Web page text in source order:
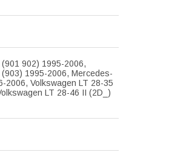
902) 1995-2006,
1995-2006, Mercedes-
2006, Volkswagen LT 28-35
LT 28-46 II (2D_)